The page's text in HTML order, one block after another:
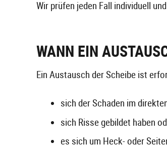
Wir prüfen jeden Fall individuell
WANN EIN
Ein Austausch der Scheibe ist
sich der Schaden im
sich Risse gebildet haben
es sich um Heck- oder